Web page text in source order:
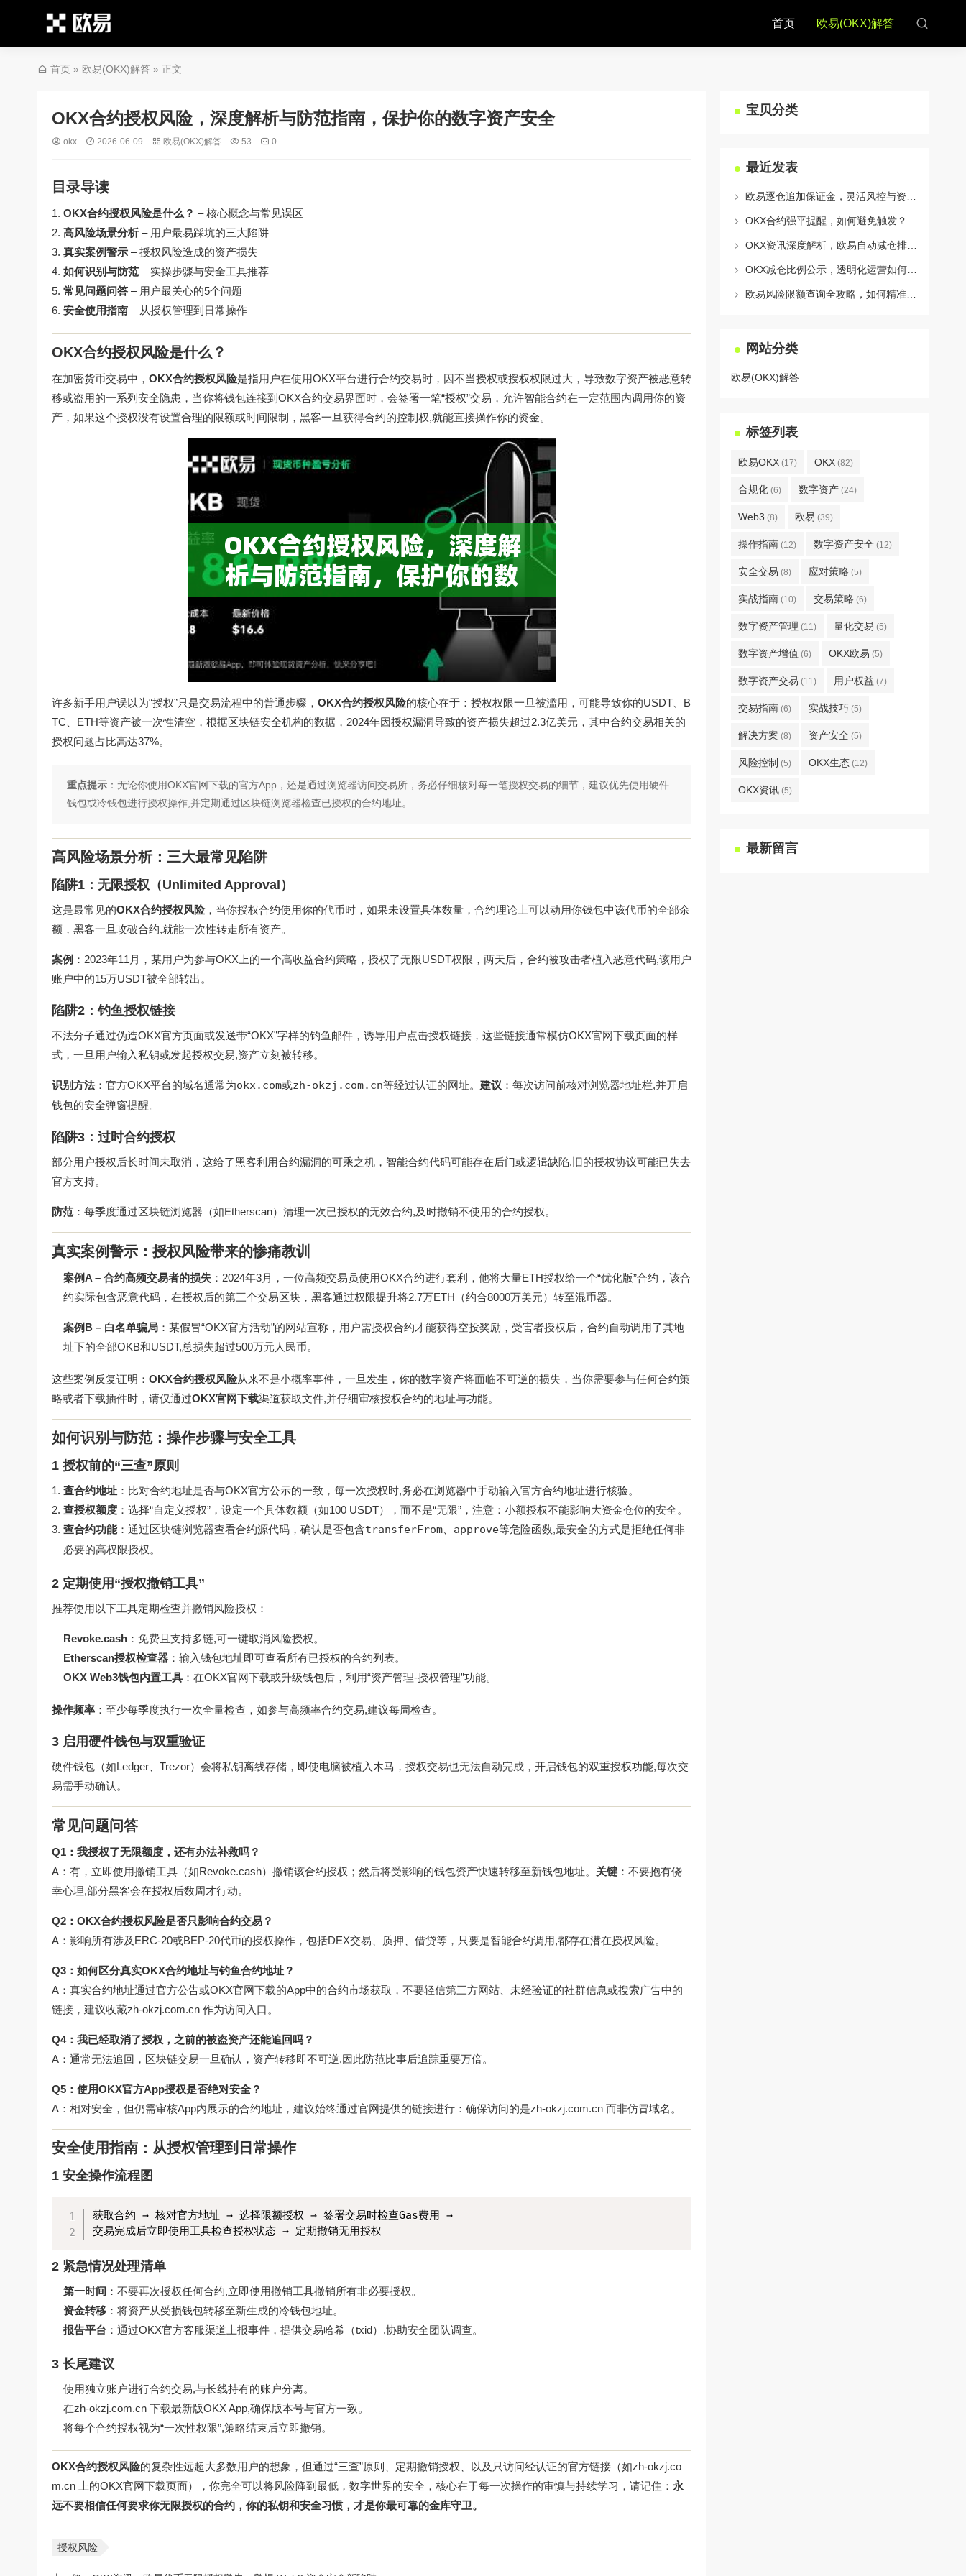
首页 欧易(OKX)解答
首页 » 欧易(OKX)解答 » 正文
OKX合约授权风险，深度解析与防范指南，保护你的数字资产安全
okx 2026-06-09 欧易(OKX)解答 53 0
目录导读
OKX合约授权风险是什么？ – 核心概念与常见误区
高风险场景分析 – 用户最易踩坑的三大陷阱
真实案例警示 – 授权风险造成的资产损失
如何识别与防范 – 实操步骤与安全工具推荐
常见问题问答 – 用户最关心的5个问题
安全使用指南 – 从授权管理到日常操作
OKX合约授权风险是什么？
在加密货币交易中， OKX合约授权风险是指用户在使用OKX平台进行合约交易时，因不当授权或授权权限过大，导致数字资产被恶意转
移或盗用的一系列安全隐患，当你将钱包连接到OKX合约交易界面时，会签署一笔“授权”交易，允许智能合约在一定范围内调用你的资
产，如果这个授权没有设置合理的限额或时间限制，黑客一旦获得合约的控制权,就能直接操作你的资金。
许多新手用户误以为“授权”只是交易流程中的普通步骤， OKX合约授权风险的核心在于：授权权限一旦被滥用，可能导致你的USDT、B
TC、ETH等资产被一次性清空，根据区块链安全机构的数据，2024年因授权漏洞导致的资产损失超过2.3亿美元，其中合约交易相关的
授权问题占比高达37%。
重点提示 ：无论你使用OKX官网下载的官方App，还是通过浏览器访问交易所，务必仔细核对每一笔授权交易的细节，建议优先使用硬件
钱包或冷钱包进行授权操作,并定期通过区块链浏览器检查已授权的合约地址。
高风险场景分析：三大最常见陷阱
陷阱1：无限授权（Unlimited Approval）
这是最常见的OKX合约授权风险，当你授权合约使用你的代币时，如果未设置具体数量，合约理论上可以动用你钱包中该代币的全部余
额，黑客一旦攻破合约,就能一次性转走所有资产。
案例 ：2023年11月，某用户为参与OKX上的一个高收益合约策略，授权了无限USDT权限，两天后，合约被攻击者植入恶意代码,该用户
账户中的15万USDT被全部转出。
陷阱2：钓鱼授权链接
不法分子通过伪造OKX官方页面或发送带“OKX”字样的钓鱼邮件，诱导用户点击授权链接，这些链接通常模仿OKX官网下载页面的样
式，一旦用户输入私钥或发起授权交易,资产立刻被转移。
识别方法：官方OKX平台的域名通常为okx.com或zh-okzj.com.cn等经过认证的网址。 建议 ：每次访问前核对浏览器地址栏,并开启
钱包的安全弹窗提醒。
陷阱3：过时合约授权
部分用户授权后长时间未取消，这给了黑客利用合约漏洞的可乘之机，智能合约代码可能存在后门或逻辑缺陷,旧的授权协议可能已失去
官方支持。
防范 ：每季度通过区块链浏览器（如Etherscan）清理一次已授权的无效合约,及时撤销不使用的合约授权。
真实案例警示：授权风险带来的惨痛教训
案例A – 合约高频交易者的损失 ：2024年3月，一位高频交易员使用OKX合约进行套利，他将大量ETH授权给一个“优化版”合约，该合
约实际包含恶意代码，在授权后的第三个交易区块，黑客通过权限提升将2.7万ETH（约合8000万美元）转至混币器。
案例B – 白名单骗局 ：某假冒“OKX官方活动”的网站宣称，用户需授权合约才能获得空投奖励，受害者授权后，合约自动调用了其地
址下的全部OKB和USDT,总损失超过500万元人民币。
这些案例反复证明： OKX合约授权风险从来不是小概率事件，一旦发生，你的数字资产将面临不可逆的损失，当你需要参与任何合约策
略或者下载插件时，请仅通过OKX官网下载渠道获取文件,并仔细审核授权合约的地址与功能。
如何识别与防范：操作步骤与安全工具
1 授权前的“三查”原则
查合约地址 ：比对合约地址是否与OKX官方公示的一致，每一次授权时,务必在浏览器中手动输入官方合约地址进行核验。
查授权额度 ：选择“自定义授权”，设定一个具体数额（如100 USDT），而不是“无限”，注意：小额授权不能影响大资金仓位的安全。
查合约功能：通过区块链浏览器查看合约源代码，确认是否包含transferFrom approve等危险函数,最安全的方式是拒绝任何非
必要的高权限授权。
2 定期使用“授权撤销工具”
推荐使用以下工具定期检查并撤销风险授权：
Revoke.cash ：免费且支持多链,可一键取消风险授权。
Etherscan授权检查器 ：输入钱包地址即可查看所有已授权的合约列表。
OKX Web3钱包内置工具 ：在OKX官网下载或升级钱包后，利用“资产管理-授权管理”功能。
操作频率 ：至少每季度执行一次全量检查，如参与高频率合约交易,建议每周检查。
3 启用硬件钱包与双重验证
硬件钱包（如Ledger、Trezor）会将私钥离线存储，即使电脑被植入木马，授权交易也无法自动完成，开启钱包的双重授权功能,每次交
易需手动确认。
常见问题问答
Q1：我授权了无限额度，还有办法补救吗？
A：有，立即使用撤销工具（如Revoke.cash）撤销该合约授权；然后将受影响的钱包资产快速转移至新钱包地址。 关键 ：不要抱有侥
幸心理,部分黑客会在授权后数周才行动。
Q2：OKX合约授权风险是否只影响合约交易？
A：影响所有涉及ERC-20或BEP-20代币的授权操作，包括DEX交易、质押、借贷等，只要是智能合约调用,都存在潜在授权风险。
Q3：如何区分真实OKX合约地址与钓鱼合约地址？
A：真实合约地址通过官方公告或OKX官网下载的App中的合约市场获取，不要轻信第三方网站、未经验证的社群信息或搜索广告中的
链接，建议收藏zh-okzj.com.cn 作为访问入口。
Q4：我已经取消了授权，之前的被盗资产还能追回吗？
A：通常无法追回，区块链交易一旦确认，资产转移即不可逆,因此防范比事后追踪重要万倍。
Q5：使用OKX官方App授权是否绝对安全？
A：相对安全，但仍需审核App内展示的合约地址，建议始终通过官网提供的链接进行：确保访问的是zh-okzj.com.cn 而非仿冒域名。
安全使用指南：从授权管理到日常操作
1 安全操作流程图
获取合约 → 核对官方地址 → 选择限额授权 → 签署交易时检查Gas费用 →
交易完成后立即使用工具检查授权状态 → 定期撤销无用授权
2 紧急情况处理清单
第一时间 ：不要再次授权任何合约,立即使用撤销工具撤销所有非必要授权。
资金转移 ：将资产从受损钱包转移至新生成的冷钱包地址。
报告平台 ：通过OKX官方客服渠道上报事件，提供交易哈希（txid）,协助安全团队调查。
3 长尾建议
使用独立账户进行合约交易,与长线持有的账户分离。
在zh-okzj.com.cn 下载最新版OKX App,确保版本号与官方一致。
将每个合约授权视为“一次性权限”,策略结束后立即撤销。
OKX合约授权风险的复杂性远超大多数用户的想象，但通过“三查”原则、定期撤销授权、以及只访问经认证的官方链接（如zh-okzj.co
m.cn 上的OKX官网下载页面），你完全可以将风险降到最低，数字世界的安全，核心在于每一次操作的审慎与持续学习，请记住： 永
远不要相信任何要求你无限授权的合约，你的私钥和安全习惯，才是你最可靠的金库守卫。
授权风险
宝贝分类
最近发表
网站分类
欧易(OKX)解答
标签列表
欧易OKX (17) OKX (82)
合规化 (6) 数字资产 (24)
Web3 (8) 欧易 (39)
操作指南 (12) 数字资产安全 (12)
安全交易 (8) 应对策略 (5)
实战指南 (10) 交易策略 (6)
数字资产管理 (11) 量化交易 (5)
数字资产增值 (6) OKX欧易 (5)
数字资产交易 (11) 用户权益 (7)
交易指南 (6) 实战技巧 (5)
解决方案 (8) 资产安全 (5)
风险控制 (5) OKX生态 (12)
OKX资讯 (5)
最新留言